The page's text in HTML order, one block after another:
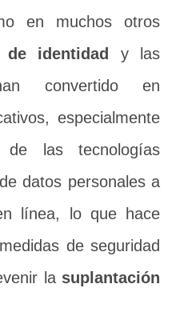
en muchos otros
de identidad
y las
convertido en
especialmente
las tecnologías
datos personales a
línea, lo que hace
de seguridad
la suplantación